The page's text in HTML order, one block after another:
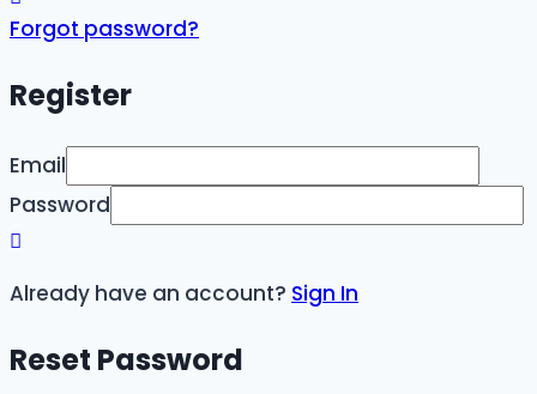
Forgot password?
Register
Email
Password
Already have an account? Sign In
Reset Password